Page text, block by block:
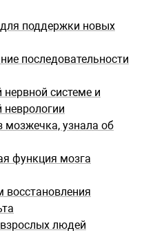
поддержки новых
последовательности
нервной системе и
неврологии
мозжечка, узнала об
функция мозга
людей